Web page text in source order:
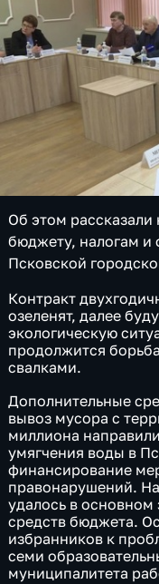
Об этом рассказали
бюджету, налогам и
Псковской
Контракт
озеленят, далее
экологическую
продолжится
свалками.
Дополнительные
вывоз мусора с
миллиона
умягчения воды в
финансирование
правонарушений.
удалось в основном
средств бюджета.
избранников к
семи
муниципалитета